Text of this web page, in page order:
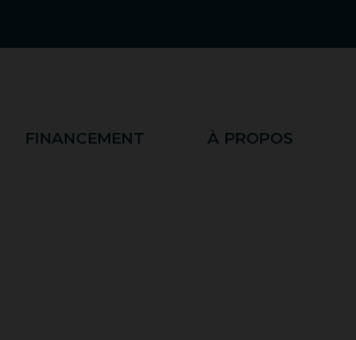
FINANCEMENT À PROPOS